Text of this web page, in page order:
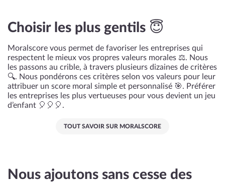
Choisir les plus gentils 😇
Moralscore vous permet de favoriser les entreprises qui
respectent le mieux vos propres valeurs morales ⚖️. Nous
les passons au crible, à travers plusieurs dizaines de critères
🔍. Nous pondérons ces critères selon vos valeurs pour leur
attribuer un score moral simple et personnalisé 🎯. Préférer
les entreprises les plus vertueuses pour vous devient un jeu
d’enfant 🎈🎈🎈.
TOUT SAVOIR SUR MORALSCORE
Nous ajoutons sans cesse des